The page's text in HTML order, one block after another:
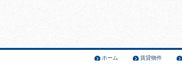
ホーム 賃貸物件